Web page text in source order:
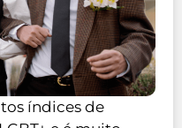
índices de